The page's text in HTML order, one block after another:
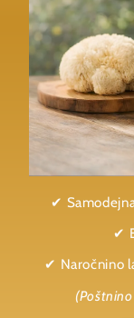
✔
✔
✔ Naročnino